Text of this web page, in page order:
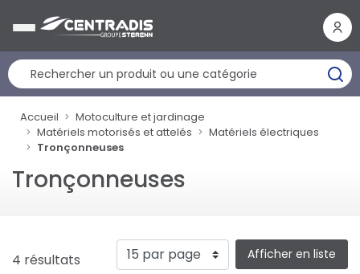
Accueil
Motoculture et jardinage
Matériels motorisés et attelés
Matériels électriques
Tronçonneuses
Tronçonneuses
4 résultats Afficher en liste